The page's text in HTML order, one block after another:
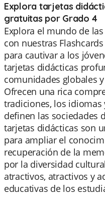
Explora tarjetas
gratuitas por Grado 4
Explora el mundo de
con nuestras
para cautivar a los
tarjetas didácticas
comunidades globales
Ofrecen una rica
tradiciones, los
definen las sociedades
tarjetas didácticas son
para ampliar el
recuperación de la
por la diversidad
atractivos, atractivos y
educativas de los